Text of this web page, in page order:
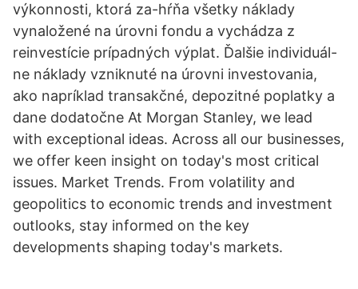
výkonnosti, ktorá za-hŕňa všetky náklady
vynaložené na úrovni fondu a vychádza z
reinvestície prípadných výplat. Ďalšie individuál-
ne náklady vzniknuté na úrovni investovania,
ako napríklad transakčné, depozitné poplatky a
dane dodatočne At Morgan Stanley, we lead
with exceptional ideas. Across all our businesses,
we offer keen insight on today's most critical
issues. Market Trends. From volatility and
geopolitics to economic trends and investment
outlooks, stay informed on the key
developments shaping today's markets.